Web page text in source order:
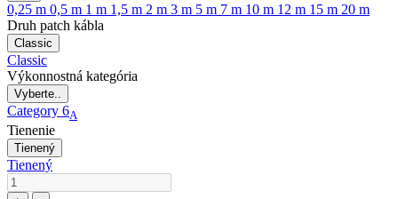
0,25 m 0,5 m 1 m 1,5 m 2 m 3 m 5 m 7 m 10 m 12 m 15 m 20 m
Druh patch kábla
Classic
Classic
Výkonnostná kategória
Vyberte..
Category 6A
Tienenie
Tienený
Tienený